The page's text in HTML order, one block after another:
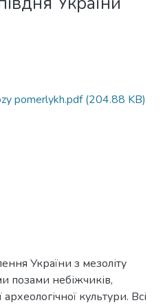
pomerlykh.pdf(204.88 KB)
України з мезоліту
позами небіжчиків,
культури. Всі